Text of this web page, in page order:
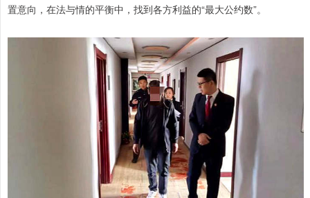
置意向，在法与情的平衡中，找到各方利益的“最大公约数”。